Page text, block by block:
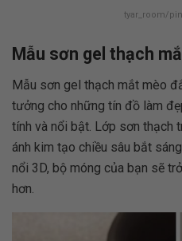
tyar_room/
Mẫu sơn gel thạch
Mẫu sơn gel thạch mắt mèo
tưởng cho những tín đồ làm
tính và nổi bật. Lớp sơn thạch
ánh kim tạo chiều sâu bắt
nổi 3D, bộ móng của bạn sẽ
hơn.